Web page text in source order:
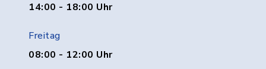
14:00 - 18:00 Uhr
Freitag
08:00 - 12:00 Uhr